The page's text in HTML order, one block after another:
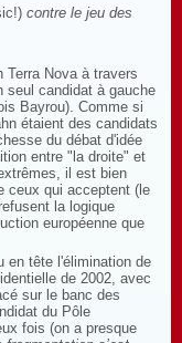
contre le jeu des
Nova à travers
seul candidat à gauche
Bayrou). Comme si
étaient des candidats
du débat d'idée
entre "la droite" et
il est bien
ceux qui acceptent (le
la logique
européenne que
en tête l'élimination de
de 2002, avec
sur le banc des
du Pôle
fois (on a presque